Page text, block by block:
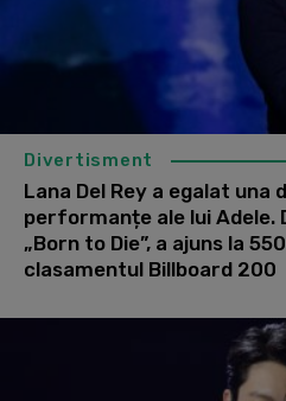
Divertisment
Lana Del Rey a egalat
performanțe ale lui Adele.
„Born to Die”, a ajuns la
clasamentul Billboard 200